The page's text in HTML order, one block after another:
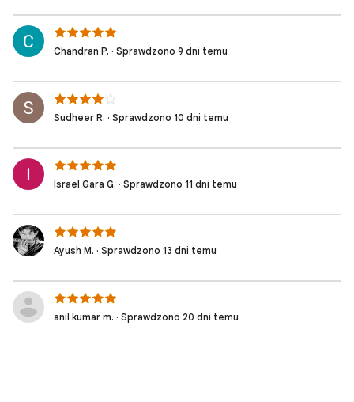
Chandran P. · Sprawdzono 9 dni temu
Sudheer R. · Sprawdzono 10 dni temu
Israel Gara G. · Sprawdzono 11 dni temu
Ayush M. · Sprawdzono 13 dni temu
anil kumar m. · Sprawdzono 20 dni temu